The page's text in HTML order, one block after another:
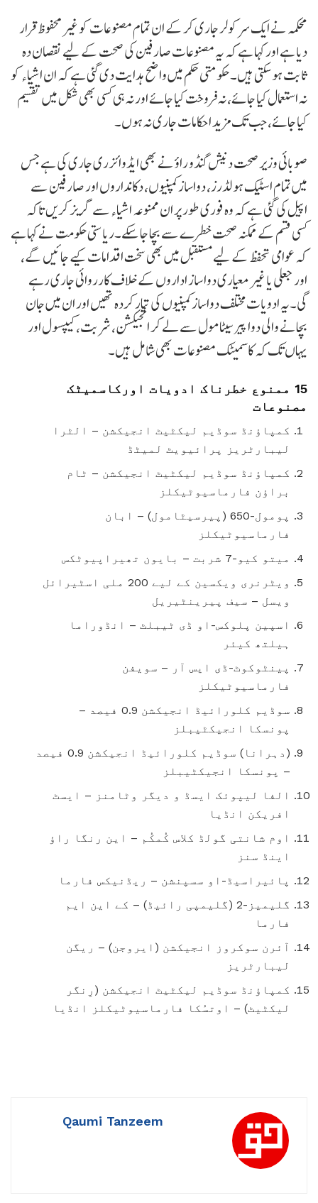
محکمہ نے ایک سرکولر جاری کر کے ان تمام مصنوعات کو غیر محفوظ قرار
دیا ہے اور کہا ہے کہ یہ مصنوعات صارفین کی صحت کے لیے نقصان دہ
ثابت ہو سکتی ہیں۔ حکومتی حکم میں واضح ہدایت دی گئی ہے کہ ان اشیاء کو
نہ استعمال کیا جائے، نہ فروخت کیا جائے اور نہ ہی کسی بھی شکل میں تقسیم
کیا جائے، جب تک مزید احکامات جاری نہ ہوں۔
صوبائی وزیر صحت دنیش گنڈو راؤ نے بھی ایڈوائزری جاری کی ہے جس
میں تمام اسٹیک ہولڈرز، دواساز کمپنیوں، دکانداروں اور صارفین سے
اپیل کی گئی ہے کہ وہ فوری طور پر ان ممنوعہ اشیاء سے گریز کریں تاکہ
کسی قسم کے ممکنہ صحت خطرے سے بچا جا سکے۔ریاستی حکومت نے کہا ہے
کہ عوامی تحفظ کے لیے مستقبل میں بھی سخت اقدامات کیے جائیں گے،
اور جعلی یا غیر معیاری دوا ساز اداروں کے خلاف کارروائی جاری رہے
گی۔یہ ادویات مختلف دواساز کمپنیوں کی تیار کردہ تھیں اور ان میں جان
بچانے والی دوا پیرسیٹامول سے لے کر انجیکشن، شربت، کیپسول اور
یہاں تک کہ کاسمیٹک مصنوعات بھی شامل ہیں۔
15 ممنوع خطرناک ادویات اورکاسمیٹک
مصنوعات
کمپاؤنڈ سوڈیم لیکٹیٹ انجیکشن – الٹرا
لیبارٹریز پرائیویٹ لمیٹڈ
کمپاؤنڈ سوڈیم لیکٹیٹ انجیکشن – ٹام
براؤن فارماسیوٹیکلز
پومول-650 (پیرسیٹامول) – ابان
فارماسیوٹیکلز
میتو کیو-7 شربت – بایون تھیراپیوٹکس
ویٹرنری ویکسین کے لیے 200 ملی اسٹیرائل
ویسل – سیف پیرینٹیریل
اسپین پلوکس-او ڈی ٹیبلٹ – انڈوراما
ہیلتھ کیئر
پینٹوکوٹ-ڈی ایس آر – سویفن
فارماسیوٹیکلز
سوڈیم کلورائیڈ انجیکشن 0.9 فیصد –
پونسکا انجیکٹیبلز
(دہرانا) سوڈیم کلورائیڈ انجیکشن 0.9 فیصد
– پونسکا انجیکٹیبلز
الفا لیپوئک ایسڈ و دیگر وٹامنز – ایسٹ
افریکن انڈیا
اوم شانتی گولڈ کلاس کُمکُم – این رنگا راؤ
اینڈ سنز
پائیراسیڈ-او سسپنشن – ریڈنیکس فارما
گلیمیز-2 (گلیمپی رائیڈ) – کے این ایم
فارما
آئرن سوکروز انجیکشن (ایروجن) – ریگن
لیبارٹریز
کمپاؤنڈ سوڈیم لیکٹیٹ انجیکشن (رِنگر
لیکٹیٹ) – اوتسُکا فارماسیوٹیکلز انڈیا
Qaumi Tanzeem